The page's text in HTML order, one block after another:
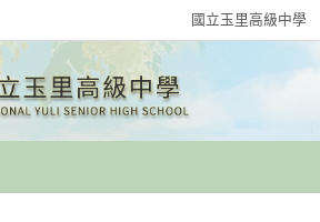
國立玉里高級中學